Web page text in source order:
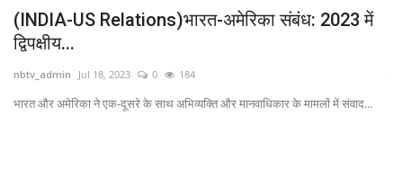
(INDIA-US Relations)भारत-अमेरिका संबंध: 2023 में
द्विपक्षीय...
nbtv_admin Jul 18, 2023 0 184
भारत और अमेरिका ने एक-दूसरे के साथ अभिव्यक्ति और मानवाधिकार के मामलों में संवाद...